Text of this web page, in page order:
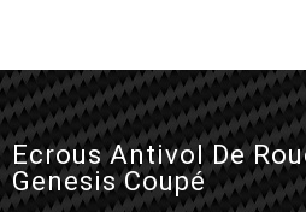
Ecrous Antivol De
Genesis Coupé